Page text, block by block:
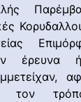
έρευνα
τον